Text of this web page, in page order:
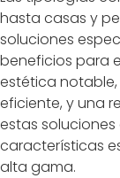
hasta casas y
soluciones
beneficios para
estética
eficiente, y una
estas
características
alta gama.